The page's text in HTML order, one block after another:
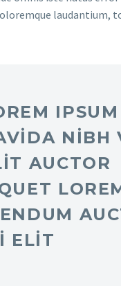
laudantium,
NIBH
AUCTOR
ELIT